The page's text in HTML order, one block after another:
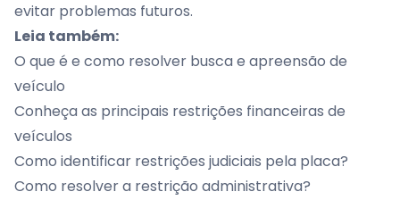
evitar problemas futuros.
Leia também:
O que é e como resolver busca e apreensão de
veículo
Conheça as principais restrições financeiras de
veículos
Como identificar restrições judiciais pela placa?
Como resolver a restrição administrativa?